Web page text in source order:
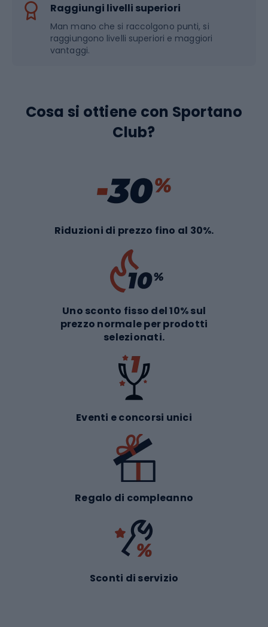
Raggiungi livelli superiori
Man mano che si raccolgono punti, si
raggiungono livelli superiori e maggiori
vantaggi.
Cosa si ottiene con Sportano
Club?
Riduzioni di prezzo fino al 30%.
Uno sconto fisso del 10% sul
prezzo normale per prodotti
selezionati.
Eventi e concorsi unici
Regalo di compleanno
Sconti di servizio